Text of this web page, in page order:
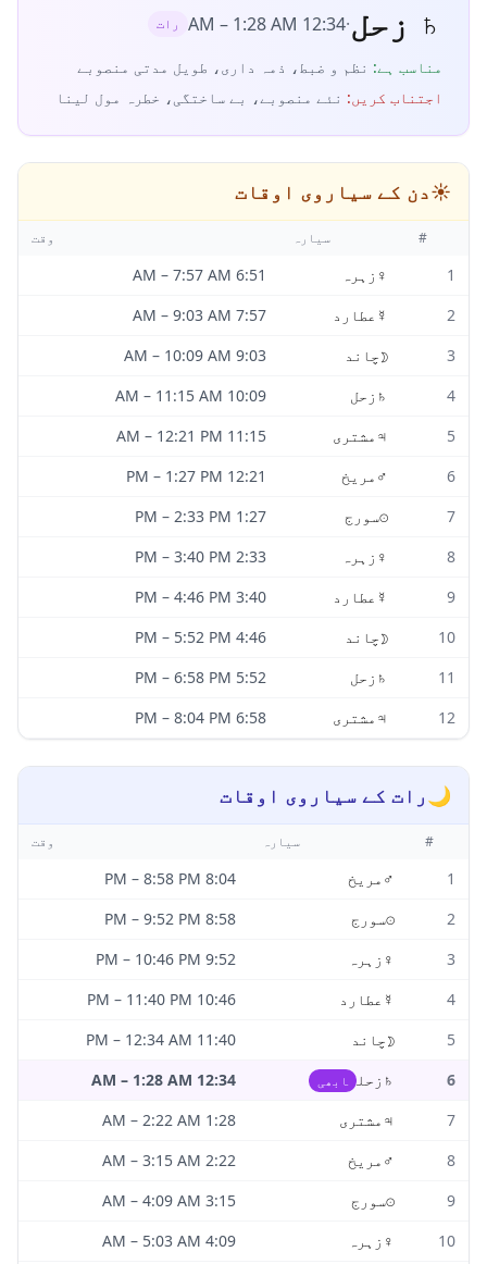
♄ زحل·
12:34 AM
– 1:28 AM رات
مناسب ہے: نظم و ضبط، ذمہ داری، طویل مدتی منصوبے
اجتناب کریں: نئے منصوبے، بے ساختگی، خطرہ مول لینا
☀️دن کے سیاروی اوقات
# سیارہ وقت
1
♀ زہرہ 6:51 AM
– 7:57 AM
2
☿ عطارد 7:57 AM
– 9:03 AM
3
☽چاند 9:03 AM
– 10:09 AM
4
♄ زحل 10:09 AM
– 11:15 AM
5
♃ مشتری 11:15 AM
– 12:21 PM
6
♂ مریخ 12:21 PM
– 1:27 PM
7
☉سورج 1:27 PM
– 2:33 PM
8
♀ زہرہ 2:33 PM
– 3:40 PM
9
☿ عطارد 3:40 PM
– 4:46 PM
10
☽چاند 4:46 PM
– 5:52 PM
11
♄ زحل 5:52 PM
– 6:58 PM
12
♃ مشتری 6:58 PM
– 8:04 PM
🌙رات کے سیاروی اوقات
# سیارہ وقت
1
♂ مریخ 8:04 PM
– 8:58 PM
2
☉سورج 8:58 PM
– 9:52 PM
3
♀ زہرہ 9:52 PM
– 10:46 PM
4
☿ عطارد 10:46 PM
– 11:40 PM
5
☽چاند 11:40 PM
– 12:34 AM
6
♄ زحل ابھی 12:34 AM
– 1:28 AM
7
♃ مشتری 1:28 AM
– 2:22 AM
8
♂ مریخ 2:22 AM
– 3:15 AM
9
☉سورج 3:15 AM
– 4:09 AM
10
♀ زہرہ 4:09 AM
– 5:03 AM